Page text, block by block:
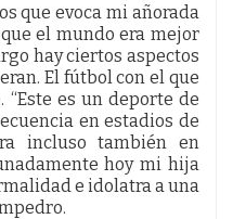
que evoca mi añorada
el mundo era mejor
hay ciertos aspectos
El fútbol con el que
“Este es un deporte de
en estadios de
incluso también en
hoy mi hija
e idolatra a una